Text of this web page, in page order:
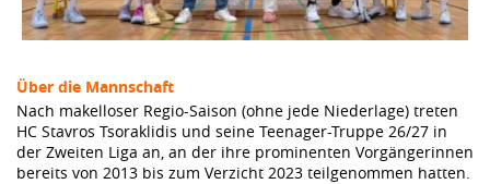
Über die Mannschaft
Nach makelloser Regio-Saison (ohne jede Niederlage) treten
HC Stavros Tsoraklidis und seine Teenager-Truppe 26/27 in
der Zweiten Liga an, an der ihre prominenten Vorgängerinnen
bereits von 2013 bis zum Verzicht 2023 teilgenommen hatten.